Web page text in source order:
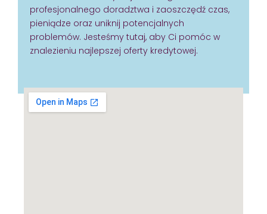
profesjonalnego doradztwa i zaoszczędź czas,
pieniądze oraz uniknij potencjalnych
problemów. Jesteśmy tutaj, aby Ci pomóc w
znalezieniu najlepszej oferty kredytowej.